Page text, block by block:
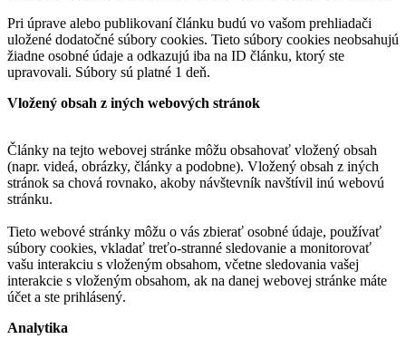
Pri úprave alebo publikovaní článku budú vo vašom prehliadači
uložené dodatočné súbory cookies. Tieto súbory cookies neobsahujú
žiadne osobné údaje a odkazujú iba na ID článku, ktorý ste
upravovali. Súbory sú platné 1 deň.
Vložený obsah z iných webových stránok
Články na tejto webovej stránke môžu obsahovať vložený obsah
(napr. videá, obrázky, články a podobne). Vložený obsah z iných
stránok sa chová rovnako, akoby návštevník navštívil inú webovú
stránku.
Tieto webové stránky môžu o vás zbierať osobné údaje, používať
súbory cookies, vkladať treťo-stranné sledovanie a monitorovať
vašu interakciu s vloženým obsahom, včetne sledovania vašej
interakcie s vloženým obsahom, ak na danej webovej stránke máte
účet a ste prihlásený.
Analytika